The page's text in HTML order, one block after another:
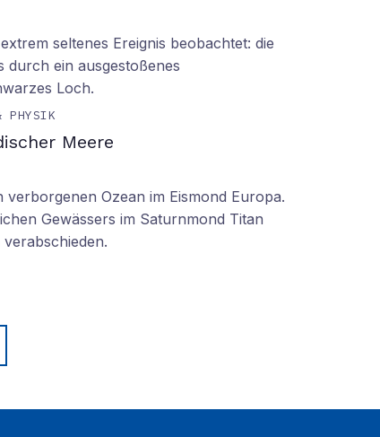
seltenes Ereignis beobachtet: die
durch ein ausgestoßenes
Loch.
PHYSIK
Meere
Ozean im Eismond Europa.
Gewässers im Saturnmond Titan